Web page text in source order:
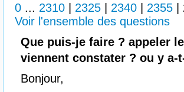
0 ... 2310 2325 2340 2355
Voir l'ensemble des questions
Que puis-je faire ? appeler
viennent constater ? ou y
Bonjour,